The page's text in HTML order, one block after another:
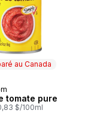
au Canada
au Canada
tomate pure
$/100ml